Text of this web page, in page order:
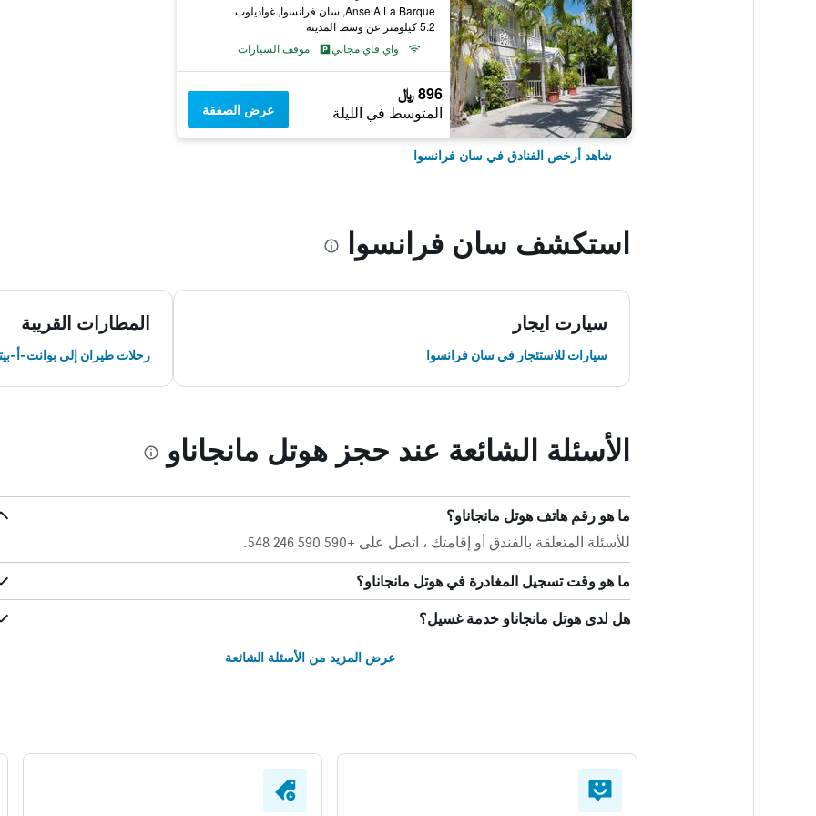
Anse A La Barque, سان فرانسوا, غواديلوب
5.2 كيلومتر عن وسط المدينة
واي فاي مجاني
موقف السيارات
896 ﷼
المتوسط في الليلة عرض الصفقة
شاهد أرخص الفنادق في سان فرانسوا
استكشف سان فرانسوا
سيارت ايجار
سيارات للاستئجار في سان فرانسوا
المطارات القريبة
رحلات طيران إلى بوانت-أ-
الأسئلة الشائعة عند حجز هوتل مانجاناو
ما هو رقم هاتف هوتل مانجاناو؟
للأسئلة المتعلقة بالفندق أو إقامتك ، اتصل على +590 590 246 548.
ما هو وقت تسجيل المغادرة في هوتل مانجاناو؟
هل لدى هوتل مانجاناو خدمة غسيل؟
عرض المزيد من الأسئلة الشائعة